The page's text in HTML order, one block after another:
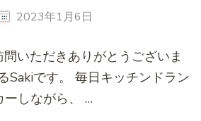
2023年1月6日
いただきありがとうございま
Sakiです。 毎日キッチンドラン
ーしながら、 …